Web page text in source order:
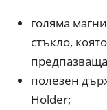
голяма
стъкло,
полезен
Holder;